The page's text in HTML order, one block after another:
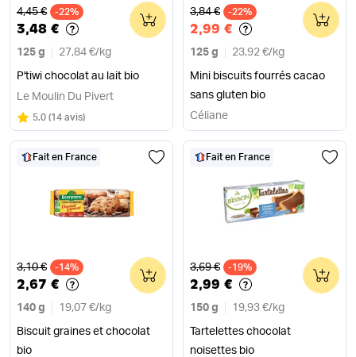
Ancien prix
4,45 € -22%
3,48 €
125 g 27,84 €/ kg
P'tiwi chocolat au lait bio
0
Le Moulin Du Pivert
Note
5.0 sur 5
(14 avis)
Ancien prix
3,84 € -22%
2,99 €
125 g 23,92 €/ kg
Mini biscuits fourrés cacao
sans gluten bio
0
Céliane
Fait en France
Ancien prix
3,10 € -14%
2,67 €
140 g 19,07 €/ kg
Biscuit graines et chocolat
bio
0
Fait en France
Ancien prix
3,69 € -19%
2,99 €
150 g 19,93 €/ kg
Tartelettes chocolat
noisettes bio
0